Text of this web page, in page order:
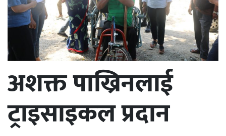
अशक्त पाख्रिनलाई
ट्राइसाइकल प्रदान